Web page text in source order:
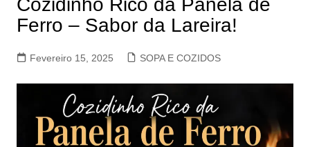
Cozidinho Rico da Panela de
Ferro – Sabor da Lareira!
Fevereiro 15, 2025 SOPA E COZIDOS